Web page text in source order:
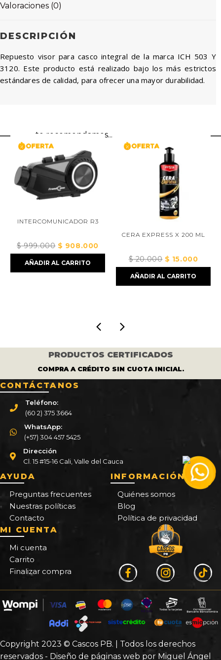
Valoraciones (0)
DESCRIPCIÓN
Repuesto visor para casco integral de la marca ICH 503 Y
3120. Este producto está realizado bajo los más estrictos
estándares de calidad, para ofrecer una mayor durabilidad.
te recomendamos...
INTERCOMUNICADOR R3
999.000El
precio
original
$908.000El
precio
AÑADIR AL CARRITO
CERA EXPRESS X 200 ML
20.000El
precio
original
$15.000El
precio
actual
AÑADIR AL CARRITO
PRODUCTOS CERTIFICADOS
COMPRA A CRÉDITO SIN CUOTA INICIAL.
CONTÁCTANOS
Teléfono:
(60 2) 375 3664
WhatsApp:
(+57) 304 457 5425
Dirección
Cl. 15 #15-16 Cali, Valle del Cauca
AYUDA
Preguntas frecuentes
Nuestras políticas
Contacto
INFORMACIÓN
Quiénes somos
Blog
Política de privacidad
MI CUENTA
Mi cuenta
Carrito
Finalizar compra
Copyright 2023 © Cascos PB. | Todos los derechos
reservados - Diseño de páginas web por Miguel Ángel